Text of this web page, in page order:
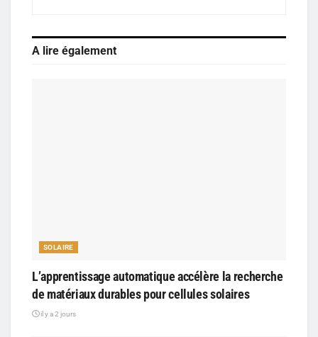
A lire également
SOLAIRE
L’apprentissage automatique accélère la recherche
de matériaux durables pour cellules solaires
il y a 2 jours